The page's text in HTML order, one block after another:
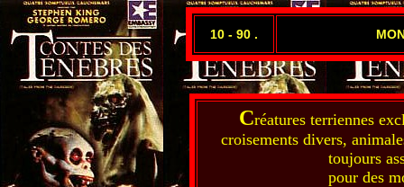
10 - 90 .
Créatures terriennes
croisements divers,
toujours
pour des